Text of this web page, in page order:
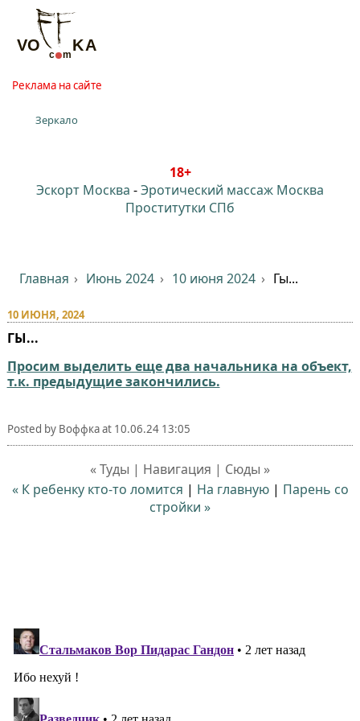
Реклама на сайте
Зеркало
18+
Эскорт Москва -Эротический массаж Москва
Проститутки СПб
Главная Июнь 2024 10 июня 2024 Гы...
10 ИЮНЯ, 2024
ГЫ...
Просим выделить еще два начальника на объект,
т.к. предыдущие закончились.
Posted by Воффкаat 10.06.24 13:05
« Туды | Навигация | Сюды »
« К ребенку кто-то ломится | На главную| Парень со
стройки »